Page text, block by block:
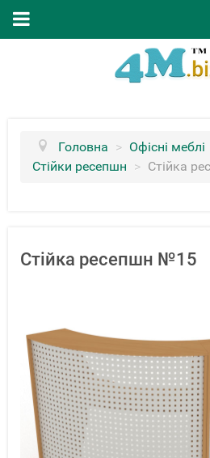
Головна > Офісні меблі
Стійки ресепшн > Стійка
Стійка ресепшн №15